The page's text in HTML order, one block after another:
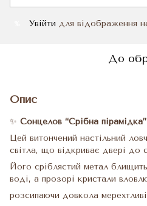
Увійти для відображення
До
Опис
✨ Сонцелов “Срібна пірамідка”
Цей витончений настільний
світла, що відкриває двері
Його сріблястий метал
воді, а прозорі кристали
розсипаючи довкола